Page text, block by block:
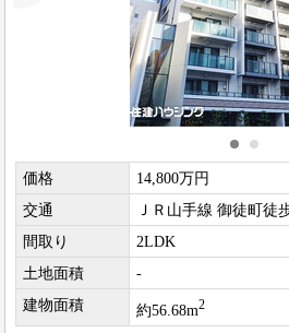
価格
14,800万円
交通
ＪＲ山手線 御徒町徒
間取り
2LDK
土地面積
-
建物面積
約56.68m2